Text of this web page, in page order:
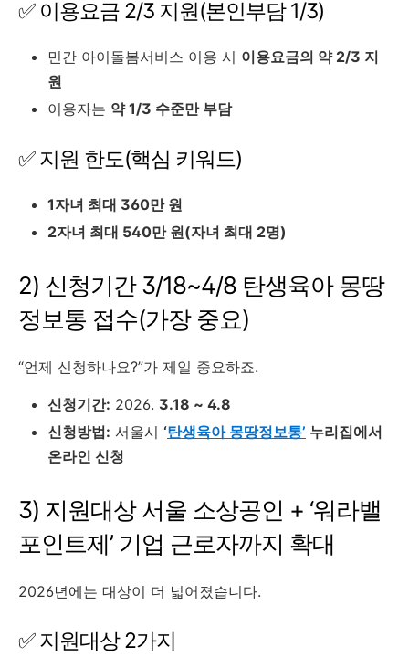
✅ 이용요금 2/3 지원(본인부담 1/3)
민간 아이돌봄서비스 이용 시 이용요금의 약 2/3 지
원
이용자는 약 1/3 수준만 부담
✅ 지원 한도(핵심 키워드)
1자녀 최대 360만 원
2자녀 최대 540만 원(자녀 최대 2명)
2) 신청기간 3/18~4/8 탄생육아 몽땅
정보통 접수(가장 중요)
“언제 신청하나요?”가 제일 중요하죠.
신청기간: 2026. 3.18 ~ 4.8
신청방법: 서울시 ‘탄생육아 몽땅정보통’ 누리집에서
온라인 신청
3) 지원대상 서울 소상공인 + ‘워라밸
포인트제’ 기업 근로자까지 확대
2026년에는 대상이 더 넓어졌습니다.
✅ 지원대상 2가지